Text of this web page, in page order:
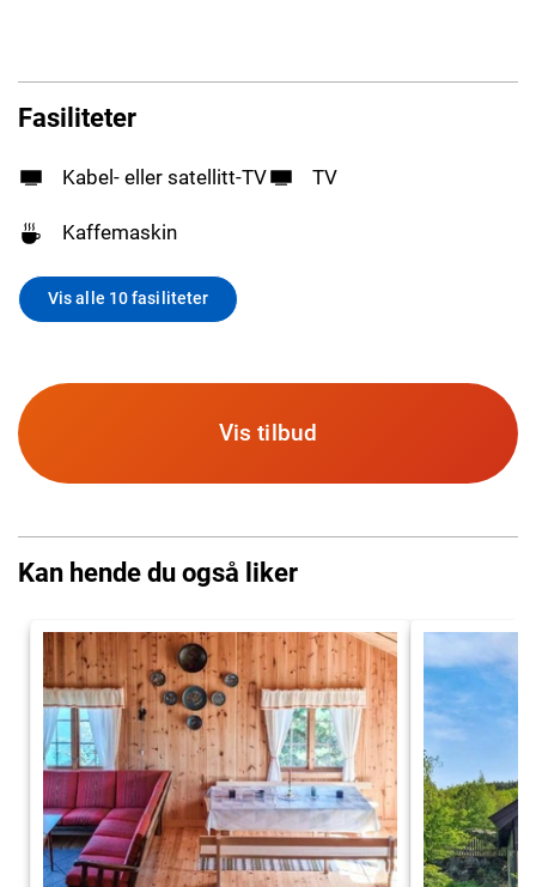
Fasiliteter
Kabel- eller satellitt-TV TV
Kaffemaskin
Vis alle 10 fasiliteter
Vis tilbud
Kan hende du også liker